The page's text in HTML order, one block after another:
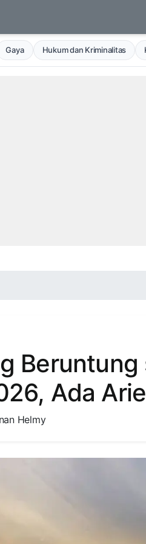
Gaya Hukum dan Kriminalitas
Beruntung
Ada
Helmy